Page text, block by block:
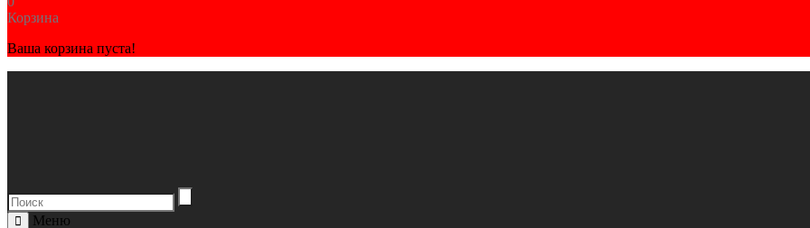
Корзина
Ваша корзина пуста!
Меню